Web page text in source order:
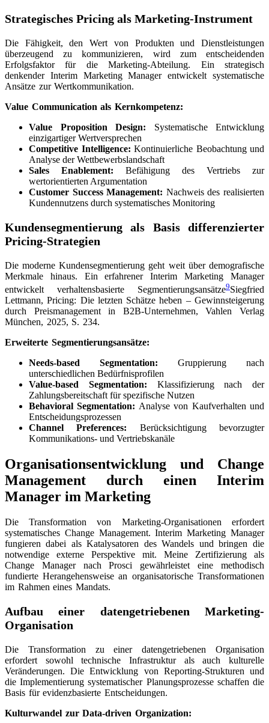
Strategisches Pricing als Marketing-Instrument
Die Fähigkeit, den Wert von Produkten und Dienstleistungen
überzeugend zu kommunizieren, wird zum entscheidenden
Erfolgsfaktor für die Marketing-Abteilung. Ein strategisch
denkender Interim Marketing Manager entwickelt systematische
Ansätze zur Wertkommunikation.
Value Communication als Kernkompetenz:
Value Proposition Design: Systematische Entwicklung
einzigartiger Wertversprechen
Competitive Intelligence: Kontinuierliche Beobachtung und
Analyse der Wettbewerbslandschaft
Sales Enablement: Befähigung des Vertriebs zur
wertorientierten Argumentation
Customer Success Management: Nachweis des realisierten
Kundennutzens durch systematisches Monitoring
Kundensegmentierung als Basis differenzierter
Pricing-Strategien
Die moderne Kundensegmentierung geht weit über demografische
Merkmale hinaus. Ein erfahrener Interim Marketing Manager
entwickelt verhaltensbasierte Segmentierungsansätze9Siegfried
Lettmann, Pricing: Die letzten Schätze heben – Gewinnsteigerung
durch Preismanagement in B2B-Unternehmen, Vahlen Verlag
München, 2025, S. 234.
Erweiterte Segmentierungsansätze:
Needs-based Segmentation: Gruppierung nach
unterschiedlichen Bedürfnisprofilen
Value-based Segmentation: Klassifizierung nach der
Zahlungsbereitschaft für spezifische Nutzen
Behavioral Segmentation: Analyse von Kaufverhalten und
Entscheidungsprozessen
Channel Preferences: Berücksichtigung bevorzugter
Kommunikations- und Vertriebskanäle
Organisationsentwicklung und Change
Management durch einen Interim
Manager im Marketing
Die Transformation von Marketing-Organisationen erfordert
systematisches Change Management. Interim Marketing Manager
fungieren dabei als Katalysatoren des Wandels und bringen die
notwendige externe Perspektive mit. Meine Zertifizierung als
Change Manager nach Prosci gewährleistet eine methodisch
fundierte Herangehensweise an organisatorische Transformationen
im Rahmen eines Mandats.
Aufbau einer datengetriebenen Marketing-
Organisation
Die Transformation zu einer datengetriebenen Organisation
erfordert sowohl technische Infrastruktur als auch kulturelle
Veränderungen. Die Entwicklung von Reporting-Strukturen und
die Implementierung systematischer Planungsprozesse schaffen die
Basis für evidenzbasierte Entscheidungen.
Kulturwandel zur Data-driven Organization: